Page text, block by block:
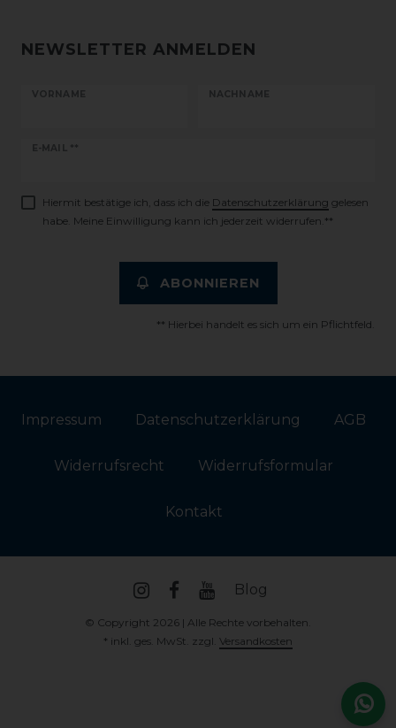
NEWSLETTER ANMELDEN
VORNAME NACHNAME
E-MAIL **
Newsletter
Hiermit bestätige ich, dass ich die Daten­schutz­erklärung gelesen
habe. Meine Einwilligung kann ich jederzeit widerrufen.**
ABONNIEREN
** Hierbei handelt es sich um ein Pflichtfeld.
Impressum Daten­schutz­erklärung AGB
Widerrufs­recht Widerrufs­formular
Kontakt
Blog
© Copyright 2026 | Alle Rechte vorbehalten.
* inkl. ges. MwSt. zzgl. Versandkosten